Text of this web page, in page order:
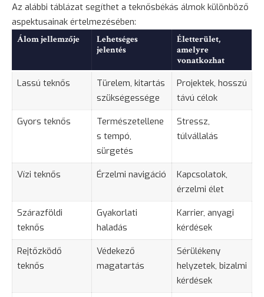
Az alábbi táblázat segíthet a teknősbékás álmok különböző
aspektusainak értelmezésében:
Álom jellemzője
Lehetséges
jelentés
Életterület,
amelyre
vonatkozhat
Lassú teknős
Türelem, kitartás
szükségessége
Projektek, hosszú
távú célok
Gyors teknős
Természetellene
s tempó,
sürgetés
Stressz,
túlvállalás
Vízi teknős Érzelmi navigáció
Kapcsolatok,
érzelmi élet
Szárazföldi
teknős
Gyakorlati
haladás
Karrier, anyagi
kérdések
Rejtőzködő
teknős
Védekező
magatartás
Sérülékeny
helyzetek, bizalmi
kérdések